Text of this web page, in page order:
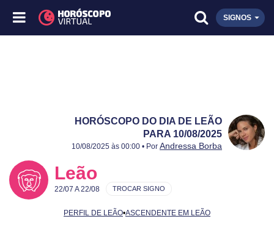
SIGNOS
HORÓSCOPO DO DIA DE LEÃO
PARA 10/08/2025
Publicado:
10/08/2025
Atualizado:
10/08/2025
10/08/2025 às 00:00 • Por Andressa Borba
Leão
22/07 A 22/08
PERFIL DE LEÃO•ASCENDENTE EM LEÃO
TROCAR SIGNO